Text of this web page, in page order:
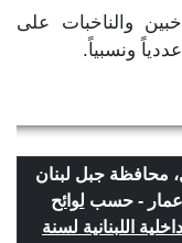
والناخبات على
ونسبياً.
محافظة جبل لبنان
- حسب لوائح
اللبنانية لسنة